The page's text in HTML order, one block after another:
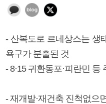
- 산복도로 르네상스는 생
욕구가 분출된 것
- 8·15 귀환동포·피란민
- 재개발·재건축 진척없으